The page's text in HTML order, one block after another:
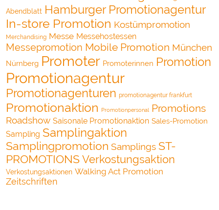
Abendblatt Hamburger Promotionagentur
In-store Promotion Kostümpromotion
Merchandising Messe Messehostessen
Messepromotion Mobile Promotion München
Nürnberg Promoter Promoterinnen Promotion
Promotionagentur
Promotionagenturen promotionagentur frankfurt
Promotionaktion Promotionpersonal Promotions
Roadshow Saisonale Promotionaktion Sales-Promotion
Sampling Samplingaktion
Samplingpromotion Samplings ST-
PROMOTIONS Verkostungsaktion
Verkostungsaktionen Walking Act Promotion
Zeitschriften